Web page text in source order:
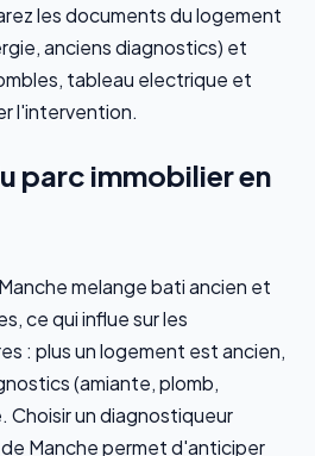
les documents du logement
anciens diagnostics) et
tableau electrique et
l'intervention.
parc immobilier en
melange bati ancien et
ce qui influe sur les
: plus un logement est ancien,
(amiante, plomb,
un diagnostiqueur
Manche permet d'anticiper